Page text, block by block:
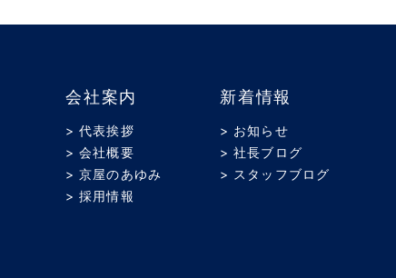
会社案内
> 代表挨拶
> 会社概要
> 京屋のあゆみ
> 採用情報
新着情報
> お知らせ
> 社長ブログ
> スタッフブログ